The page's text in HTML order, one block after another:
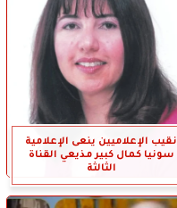
نقيب الإعلاميين ينعى الإعلامية
سونيا كمال كبير مذيعي القناة
الثالثة